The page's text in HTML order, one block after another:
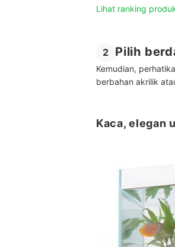
Lihat ranking
2 Pilih
Kemudian,
berbahan akrilik
Kaca, elegan